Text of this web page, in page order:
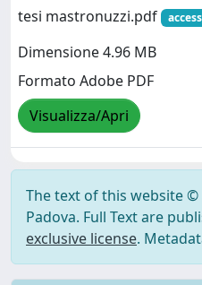
tesi mastronuzzi.pdf
Dimensione 4.96 MB
Formato Adobe PDF
Visualizza/Apri
The text of this website
Padova. Full Text are
exclusive license.